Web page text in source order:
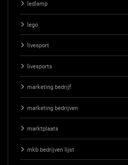
ledlamp
lego
livesport
livesports
marketing bedrijf
marketing bedrijven
marktplaats
mkb bedrijven lijst